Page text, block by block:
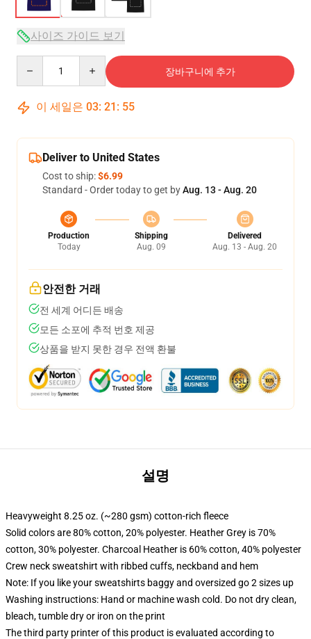
사이즈 가이드 보기
장바구니에 추가
이 세일은 03: 21 : 54
Deliver to United States
Cost to ship:$6.99
Standard - Order today to get byAug. 13 - Aug. 20
Production
Today
Shipping
Aug. 09
Delivered
Aug. 13 - Aug. 20
안전한 거래
전 세계 어디든 배송
모든 소포에 추적 번호 제공
상품을 받지 못한 경우 전액 환불
설명
Heavyweight 8.25 oz. (~280 gsm) cotton-rich fleece
Solid colors are 80% cotton, 20% polyester. Heather Grey is 70%
cotton, 30% polyester. Charcoal Heather is 60% cotton, 40% polyester
Crew neck sweatshirt with ribbed cuffs, neckband and hem
Note: If you like your sweatshirts baggy and oversized go 2 sizes up
Washing instructions: Hand or machine wash cold. Do not dry clean,
bleach, tumble dry or iron on the print
The third party printer of this product is evaluated according to